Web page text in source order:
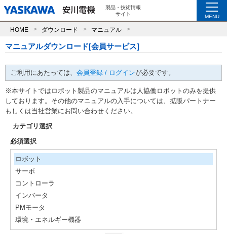
製品・技術情報
サイト
MENU
HOME ダウンロード マニュアル
マニュアルダウンロード[会員サービス]
ご利用にあたっては、 会員登録 / ログインが必要です。
※本サイトではロボット製品のマニュアルは人協働ロボットのみを提供
しております。その他のマニュアルの入手については、拡販パートナー
もしくは当社営業にお問い合わせください。
カテゴリ選択
必須選択
ロボット
サーボ
コントローラ
インバータ
PMモータ
環境・エネルギー機器